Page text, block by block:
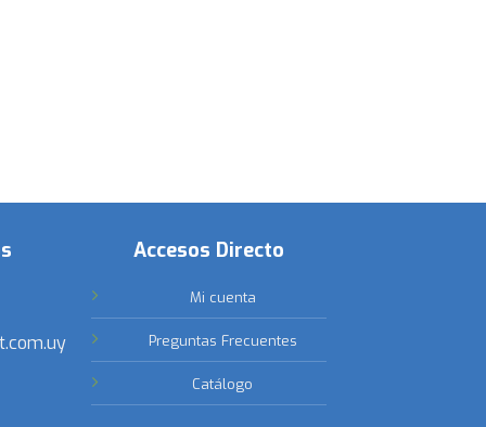
Accesos Directo
Mi cuenta
Preguntas Frecuentes
Catálogo